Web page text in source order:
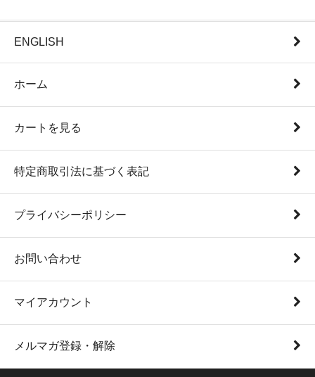
ENGLISH
ホーム
カートを見る
特定商取引法に基づく表記
プライバシーポリシー
お問い合わせ
マイアカウント
メルマガ登録・解除